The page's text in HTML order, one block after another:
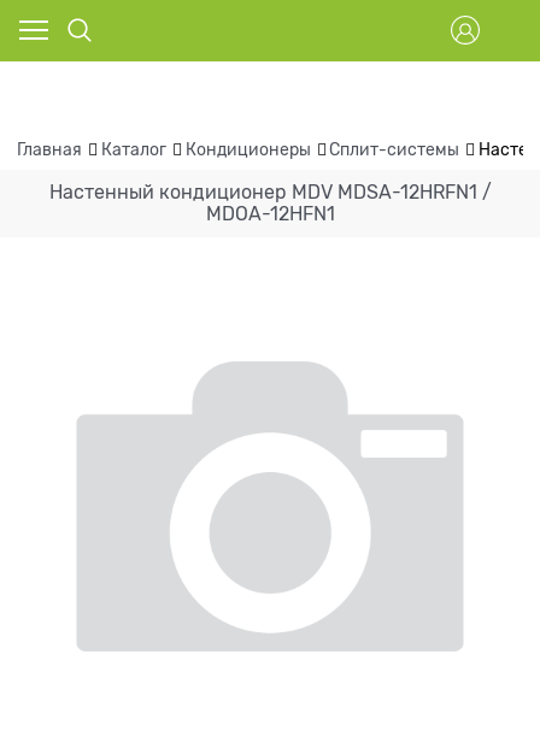
Главная Каталог Кондиционеры Сплит-системы
Настенный кондиционер MDV MDSA-12HRFN1 /
MDOA-12HFN1